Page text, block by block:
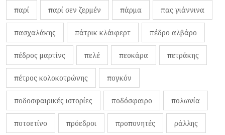
παρί παρί σεν ζερμέν πάρμα πας γιάννινα
πασχαλάκης πάτρικ κλάιφερτ πέδρο αλβάρο
πέδρος μαρτίνς πελέ πεσκάρα πετράκης
πέτρος κολοκοτρώνης πογκόν
ποδοσφαιρικές ιστορίες ποδόσφαιρο πολωνία
ποτσετίνο πρόεδροι προπονητές ράλλης